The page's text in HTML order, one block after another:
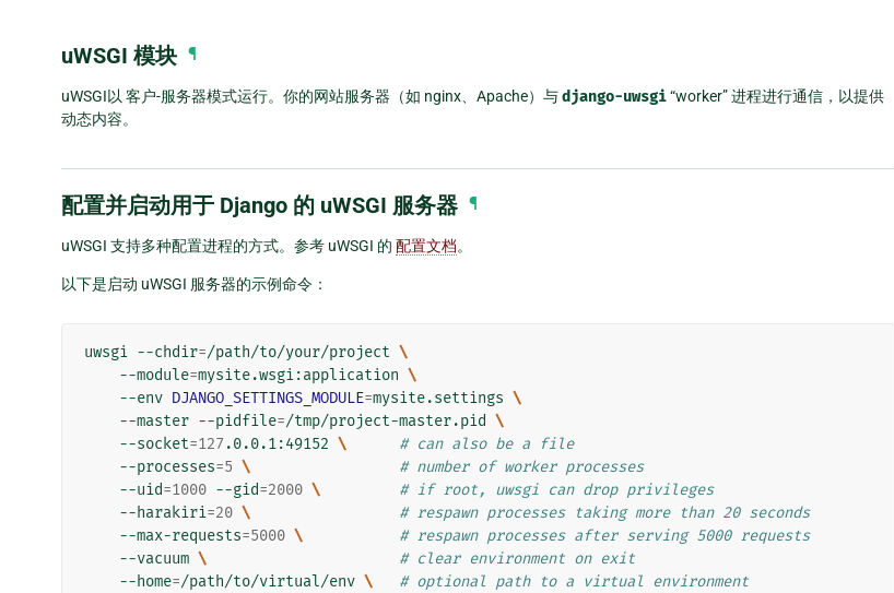
uWSGI 模块 ¶
uWSGI以 客户-服务器模式运行。你的网站服务器（如 nginx、Apache）与django-uwsgi“worker” 进程进行通信，以提供
动态内容。
配置并启动用于 Django 的 uWSGI 服务器 ¶
uWSGI 支持多种配置进程的方式。参考 uWSGI 的 配置文档。
以下是启动 uWSGI 服务器的示例命令：
uwsgi --chdir=/path/to/your/project \
--module=mysite.wsgi:application \
--env DJANGO_SETTINGS_MODULE=mysite.settings \
--master --pidfile=/tmp/project-master.pid \
--socket=127 .0.0.1:49152 \
# can also be a file
--processes=5 \
# number of worker processes
--uid=1000 --gid=2000 \
# if root, uwsgi can drop privileges
--harakiri=20 \
# respawn processes taking more than 20 seconds
--max-requests=5000 \
# respawn processes after serving 5000 requests
--vacuum \
# clear environment on exit
--home=/path/to/virtual/env \
# optional path to a virtual environment